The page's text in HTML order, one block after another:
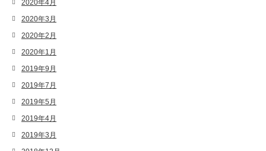
2020年4月
2020年3月
2020年2月
2020年1月
2019年9月
2019年7月
2019年5月
2019年4月
2019年3月